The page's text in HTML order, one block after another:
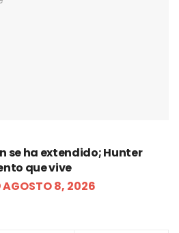
se ha extendido; Hunter
que vive
AGOSTO 8, 2026